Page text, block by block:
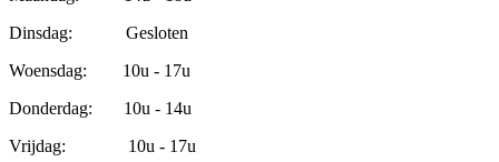
Dinsdag: Gesloten
Woensdag: 10u - 17u
Donderdag: 10u - 14u
Vrijdag: 10u - 17u